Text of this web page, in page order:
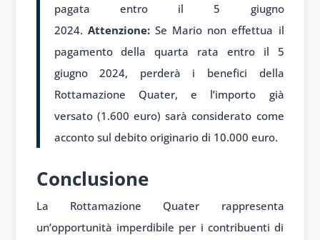
pagata entro il 5 giugno
2024. Attenzione:Se Mario non effettua il
pagamento della quarta rata entro il 5
giugno 2024, perderà i benefici della
Rottamazione Quater, e l’importo già
versato (1.600 euro) sarà considerato come
acconto sul debito originario di 10.000 euro.
Conclusione
La Rottamazione Quater rappresenta
un’opportunità imperdibile per i contribuenti di